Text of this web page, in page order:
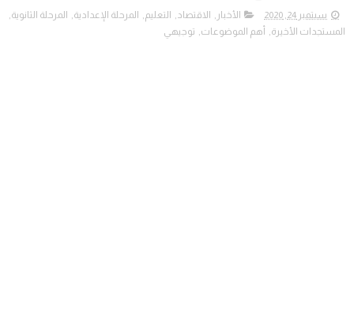
سبتمبر 24, 2020 الأخبار , الاقتصاد, التعليم, المرحلة الإعدادية, المرحلة الثانوية,
المستجدات الأخيرة, أهم الموضوعات, توجيهي